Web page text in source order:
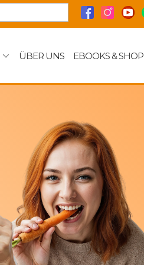
ÜBER UNS EBOOKS & SHOP